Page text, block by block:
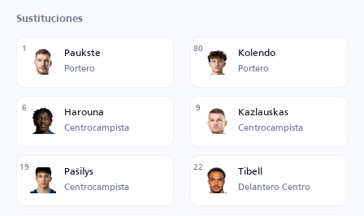
Sustituciones
1 Paukste
Portero
80 Kolendo
Portero
6 Harouna
Centrocampista
9 Kazlauskas
Centrocampista
19 Pašilys
Centrocampista
22 Tibell
Delantero Centro